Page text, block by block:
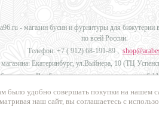
удобно совершать покупки на нашем
наш сайт, вы соглашаетесь с
- магазин бусин и фурнитуры для бижутерии
по всей России.
Телефон: +7 ( 912) 68-191-89,
Екатеринбург, ул.Выйнера, 10 (ТЦ
для Вас без перерывов и выходных: пн-сб
Санкт-Петербург, Новосибирск, Челябинск,